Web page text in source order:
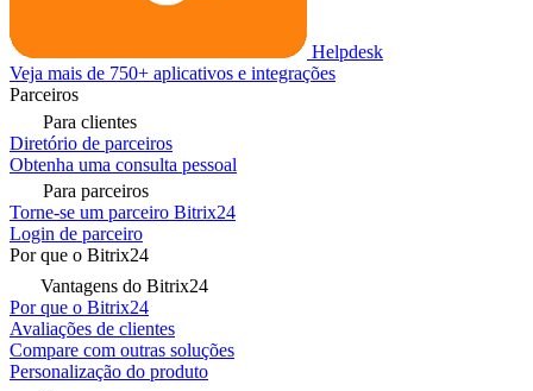
Helpdesk
Veja mais de 750+ aplicativos e integrações
Parceiros
Para clientes
Diretório de parceiros
Obtenha uma consulta pessoal
Para parceiros
Torne-se um parceiro Bitrix24
Login de parceiro
Por que o Bitrix24
Vantagens do Bitrix24
Por que o Bitrix24
Avaliações de clientes
Compare com outras soluções
Personalização do produto